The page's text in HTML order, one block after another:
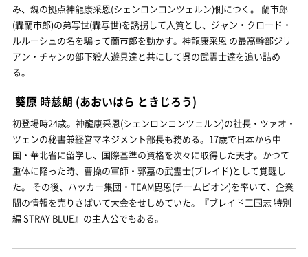
み、魏の拠点神龍康采恩(シェンロンコンツェルン)側につく。 蘭市郎
(轟蘭市郎)の弟写世(轟写世)を誘拐して人質とし、ジャン・クロード・
ルルーシュの名を騙って蘭市郎を動かす。神龍康采恩 の最高幹部ジリ
アン・チャンの部下殺人遊具達と共にして呉の武霊士達を追い詰め
る。
葵原 時慈朗 (あおいはら ときじろう)
初登場時24歳。神龍康采恩(シェンロンコンツェルン)の社長・ツァオ・
ツェンの秘書兼経営マネジメント部長も務める。17歳で日本から中
国・華北省に留学し、国際基準の資格を次々に取得した天才。かつて
重体に陥った時、曹操の軍師・郭嘉の武霊士(ブレイド)として覚醒し
た。 その後、ハッカー集団・TEAM毘恩(チームビオン)を率いて、企業
間の情報を売りさばいて大金をせしめていた。『ブレイド三国志 特別
編 STRAY BLUE』の主人公でもある。